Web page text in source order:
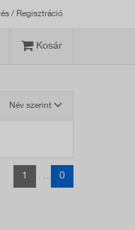
/ Regisztráció
Kosár
Név szerint
1 . . . 0